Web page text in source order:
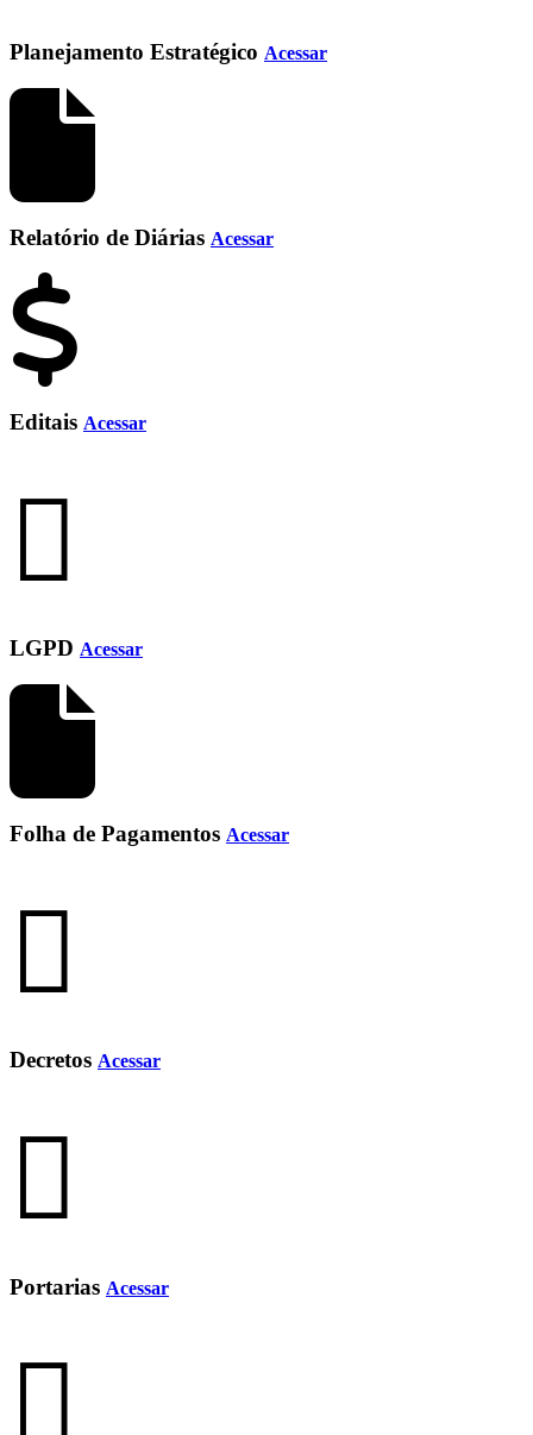
Planejamento Estratégico Acessar
Relatório de Diárias Acessar
Editais Acessar
LGPD Acessar
Folha de Pagamentos Acessar
Decretos Acessar
Portarias Acessar